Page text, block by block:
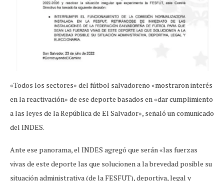
«Todos los sectores» del fútbol salvadoreño «mostraron interés
en la reactivación» de ese deporte basados en «dar cumplimiento
a las leyes de la República de El Salvador», señaló un comunicado
del INDES.
Ante ese panorama, el INDES agregó que serán «las fuerzas
vivas de este deporte las que solucionen a la brevedad posible su
situación administrativa (de la FESFUT), deportiva, legal y